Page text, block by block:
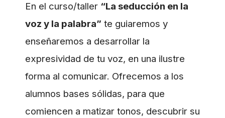
En el curso/taller “La seducción en la
voz y la palabra” te guiaremos y
enseñaremos a desarrollar la
expresividad de tu voz, en una ilustre
forma al comunicar. Ofrecemos a los
alumnos bases sólidas, para que
comiencen a matizar tonos, descubrir su